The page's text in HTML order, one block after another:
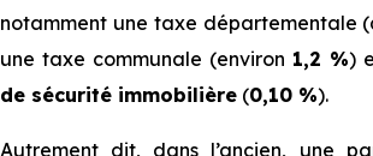
notamment une taxe départementale
une taxe communale (environ 1,2 %)
de sécurité immobilière (0,10 %).
Autrement dit, dans l’ancien, une